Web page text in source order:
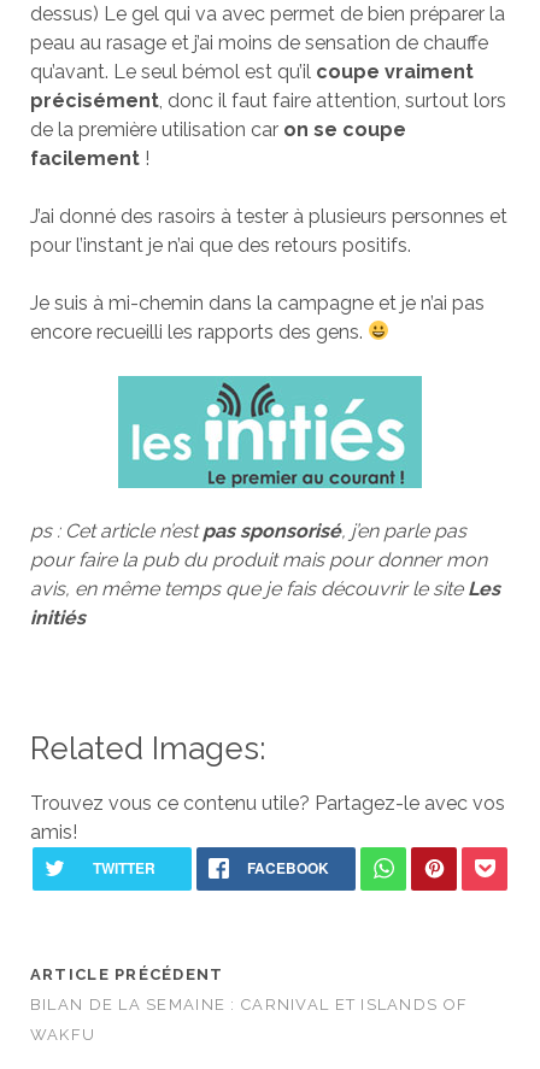
dessus) Le gel qui va avec permet de bien préparer la
peau au rasage et j’ai moins de sensation de chauffe
qu’avant. Le seul bémol est qu’il coupe vraiment
précisément, donc il faut faire attention, surtout lors
de la première utilisation car on se coupe
facilement!
J’ai donné des rasoirs à tester à plusieurs personnes et
pour l’instant je n’ai que des retours positifs.
Je suis à mi-chemin dans la campagne et je n’ai pas
encore recueilli les rapports des gens.
ps : Cet article n’estpas sponsorisé, j’en parle pas
pour faire la pub du produit mais pour donner mon
avis, en même temps que je fais découvrir le site Les
initiés
Related Images:
Trouvez vous ce contenu utile? Partagez-le avec vos
amis!
ARTICLE PRÉCÉDENT
BILAN DE LA SEMAINE : CARNIVAL ET ISLANDS OF
WAKFU